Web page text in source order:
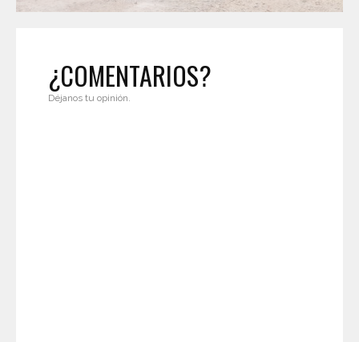
¿COMENTARIOS?
Déjanos tu opinión.